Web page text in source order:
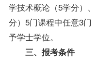
学技术概论（5学分）
分）5门课程中任意3门
予学士学位。
三、 报考条件